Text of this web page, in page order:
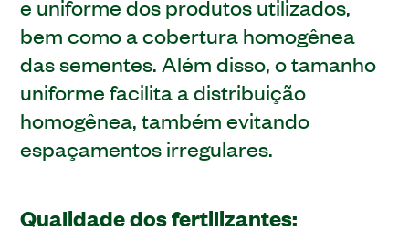
e uniforme dos produtos utilizados,
bem como a cobertura homogênea
das sementes. Além disso, o tamanho
uniforme facilita a distribuição
homogênea, também evitando
espaçamentos irregulares.
Qualidade dos fertilizantes: